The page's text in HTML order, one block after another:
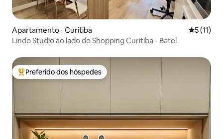
Apartamento ⋅ Curitiba 5 de uma
5 (11)
Lindo Studio ao lado do Shopping Curitiba - Batel
Entre os melhores preferidos dos hóspedes
Preferido dos hóspedes